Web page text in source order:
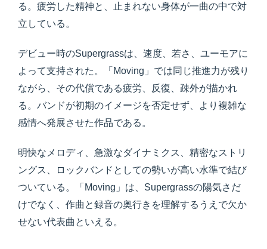
る。疲労した精神と、止まれない身体が一曲の中で対
立している。
デビュー時のSupergrassは、速度、若さ、ユーモアに
よって支持された。「Moving」では同じ推進力が残り
ながら、その代償である疲労、反復、疎外が描かれ
る。バンドが初期のイメージを否定せず、より複雑な
感情へ発展させた作品である。
明快なメロディ、急激なダイナミクス、精密なストリ
ングス、ロックバンドとしての勢いが高い水準で結び
ついている。「Moving」は、Supergrassの陽気さだ
けでなく、作曲と録音の奥行きを理解するうえで欠か
せない代表曲といえる。